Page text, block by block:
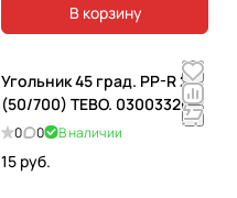
В корзину
Угольник 45 град. PP-R 20
(50/700) TEBO. 030033202
0 0 В наличии
15 руб.